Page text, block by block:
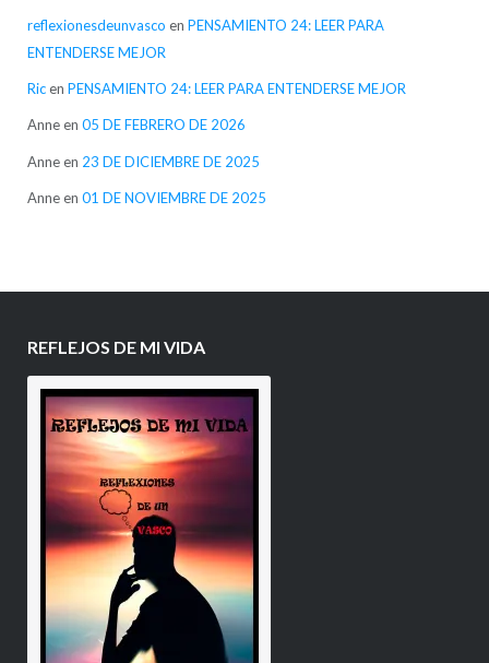
reflexionesdeunvasco en PENSAMIENTO 24: LEER PARA
ENTENDERSE MEJOR
Ricen PENSAMIENTO 24: LEER PARA ENTENDERSE MEJOR
Anneen 05 DE FEBRERO DE 2026
Anneen 23 DE DICIEMBRE DE 2025
Anneen 01 DE NOVIEMBRE DE 2025
REFLEJOS DE MI VIDA